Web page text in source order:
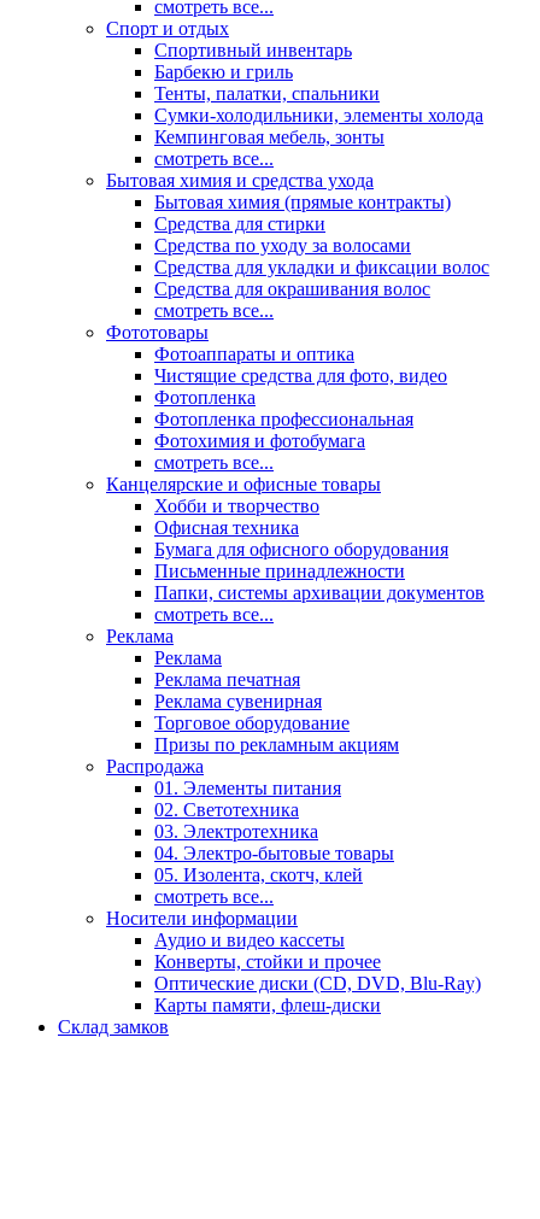
смотреть все...
Спорт и отдых
Спортивный инвентарь
Барбекю и гриль
Тенты, палатки, спальники
Сумки-холодильники, элементы холода
Кемпинговая мебель, зонты
смотреть все...
Бытовая химия и средства ухода
Бытовая химия (прямые контракты)
Средства для стирки
Средства по уходу за волосами
Средства для укладки и фиксации волос
Средства для окрашивания волос
смотреть все...
Фототовары
Фотоаппараты и оптика
Чистящие средства для фото, видео
Фотопленка
Фотопленка профессиональная
Фотохимия и фотобумага
смотреть все...
Канцелярские и офисные товары
Хобби и творчество
Офисная техника
Бумага для офисного оборудования
Письменные принадлежности
Папки, системы архивации документов
смотреть все...
Реклама
Реклама
Реклама печатная
Реклама сувенирная
Торговое оборудование
Призы по рекламным акциям
Распродажа
01. Элементы питания
02. Светотехника
03. Электротехника
04. Электро-бытовые товары
05. Изолента, скотч, клей
смотреть все...
Носители информации
Аудио и видео кассеты
Конверты, стойки и прочее
Оптические диски (CD, DVD, Blu-Ray)
Карты памяти, флеш-диски
Склад замков